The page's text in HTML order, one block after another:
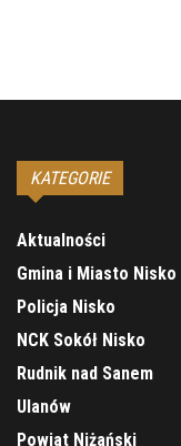
KATEGORIE
Aktualności
Gmina i Miasto Nisko
Policja Nisko
NCK Sokół Nisko
Rudnik nad Sanem
Ulanów
Powiat Niżański